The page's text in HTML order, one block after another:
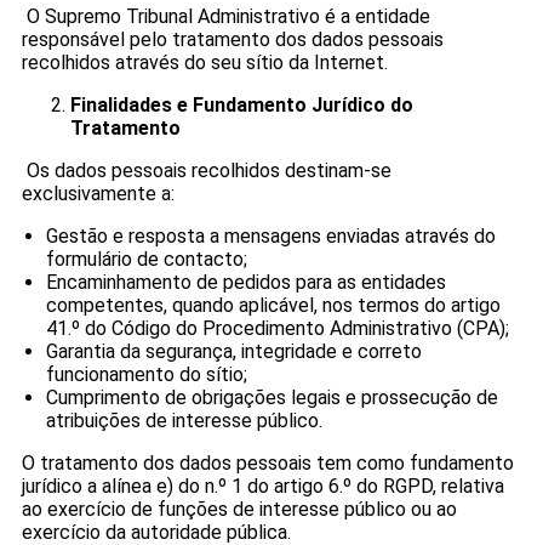
O Supremo Tribunal Administrativo é a entidade
responsável pelo tratamento dos dados pessoais
recolhidos através do seu sítio da Internet.
Finalidades e Fundamento Jurídico do
Tratamento
Os dados pessoais recolhidos destinam-se
exclusivamente a:
Gestão e resposta a mensagens enviadas através do
formulário de contacto;
Encaminhamento de pedidos para as entidades
competentes, quando aplicável, nos termos do artigo
41.º do Código do Procedimento Administrativo (CPA);
Garantia da segurança, integridade e correto
funcionamento do sítio;
Cumprimento de obrigações legais e prossecução de
atribuições de interesse público.
O tratamento dos dados pessoais tem como fundamento
jurídico a alínea e) do n.º 1 do artigo 6.º do RGPD, relativa
ao exercício de funções de interesse público ou ao
exercício da autoridade pública.